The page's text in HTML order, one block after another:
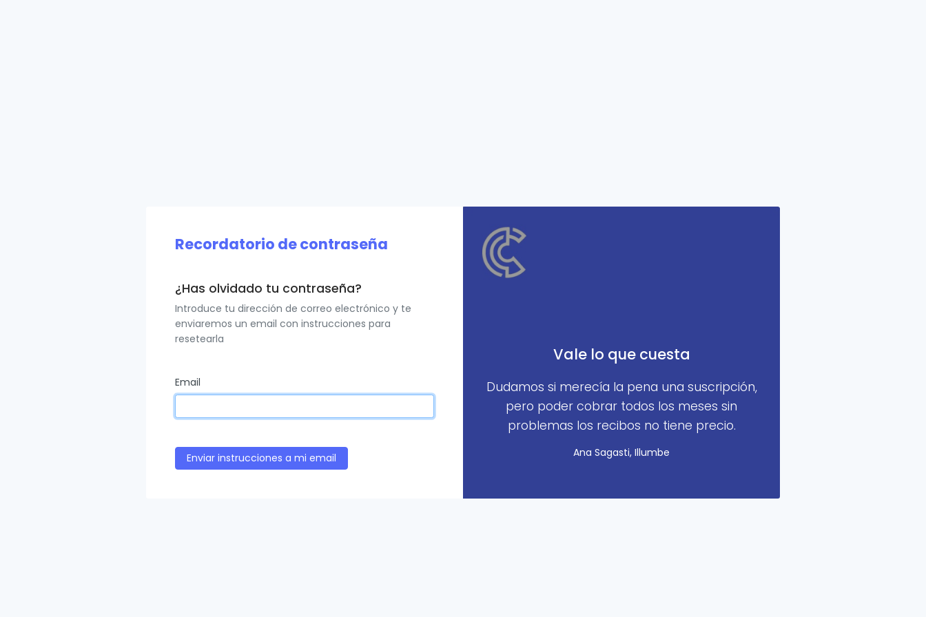
Recordatorio de contraseña
¿Has olvidado tu contraseña?
Introduce tu dirección de correo electrónico y te
enviaremos un email con instrucciones para
resetearla
Email
Vale lo que cuesta
Dudamos si merecía la pena una suscripción,
pero poder cobrar todos los meses sin
problemas los recibos no tiene precio.
Ana Sagasti, Illumbe